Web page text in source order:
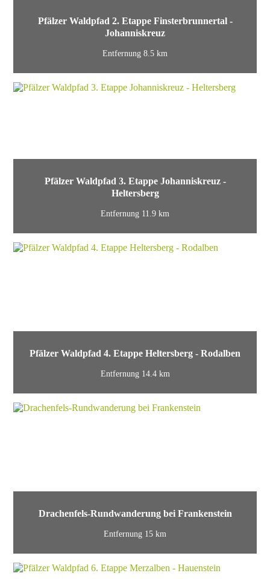
Pfälzer Waldpfad 2. Etappe Finsterbrunnertal -
Johanniskreuz
Entfernung 8.5 km
Pfälzer Waldpfad 3. Etappe Johanniskreuz -
Heltersberg
Entfernung 11.9 km
Pfälzer Waldpfad 4. Etappe Heltersberg - Rodalben
Entfernung 14.4 km
Drachenfels-Rundwanderung bei Frankenstein
Entfernung 15 km